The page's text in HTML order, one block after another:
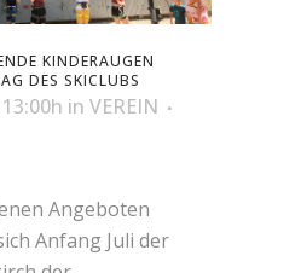
KINDERAUGEN
DES SKICLUBS
in VEREIN
Angeboten
Anfang Juli der